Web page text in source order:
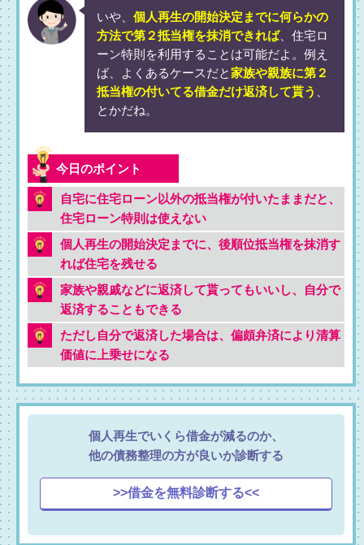
いや、 個人再生の開始決定までに何らかの
方法で第２抵当権を抹消できれば、住宅ロ
ーン特則を利用することは可能だよ。例え
ば、よくあるケースだと家族や親族に第２
抵当権の付いてる借金だけ返済して貰う
とかだね。
自宅に住宅ローン以外の抵当権が付いたままだと、
住宅ローン特則は使えない
個人再生の開始決定までに、後順位抵当権を抹消す
れば住宅を残せる
家族や親戚などに返済して貰ってもいいし、自分で
返済することもできる
ただし自分で返済した場合は、偏頗弁済により清算
価値に上乗せになる
個人再生でいくら借金が減るのか、
他の債務整理の方が良いか診断する
>>借金を無料診断する<<